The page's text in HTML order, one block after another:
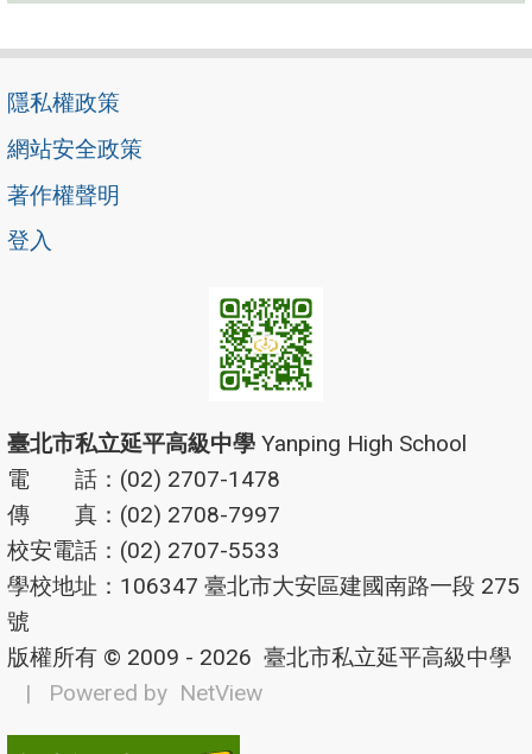
隱私權政策
網站安全政策
著作權聲明
登入
臺北市私立延平高級中學 Yanping High School
電 話：(02) 2707-1478
傳 真：(02) 2708-7997
校安電話：(02) 2707-5533
學校地址：106347 臺北市大安區建國南路一段 275
號
版權所有 © 2009 - 2026 臺北市私立延平高級中學
| Powered by NetView